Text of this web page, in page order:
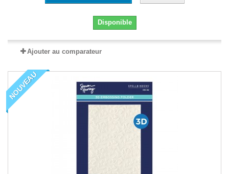
Disponible
Ajouter au comparateur
NOUVEAU